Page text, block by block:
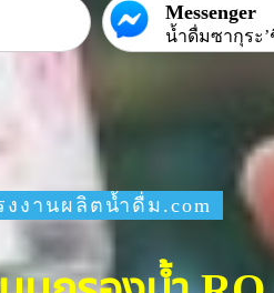
Messenger
น้ำดื่มซากุระ’
งงานผลิตน้ำดื่ม.com